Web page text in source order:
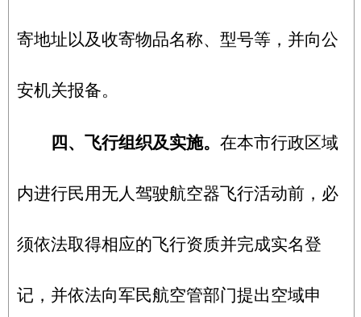
寄地址以及收寄物品名称、型号等，并向公
安机关报备。
四、飞行组织及实施。 在本市行政区域
内进行民用无人驾驶航空器飞行活动前，必
须依法取得相应的飞行资质并完成实名登
记，并依法向军民航空管部门提出空域申